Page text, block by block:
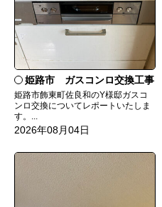
姫路市 ガスコンロ交換工事
姫路市飾東町佐良和のY様邸ガスコ
ンロ交換についてレポートいたしま
す。...
2026年08月04日